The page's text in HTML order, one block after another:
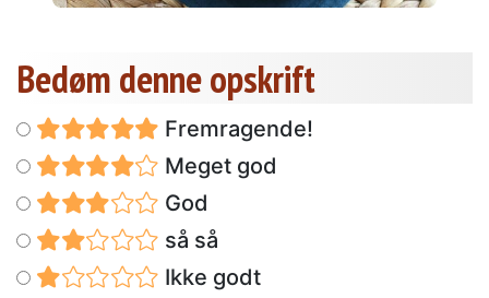
Bedøm denne opskrift
Fremragende!
Meget god
God
så så
Ikke godt